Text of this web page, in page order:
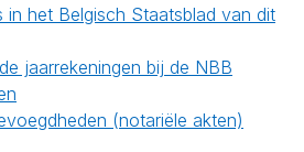
in het Belgisch Staatsblad van dit
jaarrekeningen bij de NBB
(notariële akten)